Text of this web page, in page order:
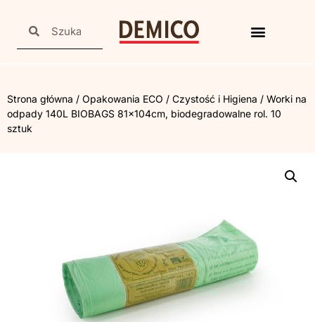
Strona główna / Opakowania ECO / Czystość i Higiena / Worki na
odpady 140L BIOBAGS 81x104cm, biodegradowalne rol. 10
sztuk